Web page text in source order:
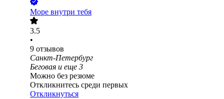
Море внутри тебя
3.5
•
9 отзывов
Санкт-Петербург
Беговая и еще 3
Можно без резюме
Откликнитесь среди первых
Откликнуться